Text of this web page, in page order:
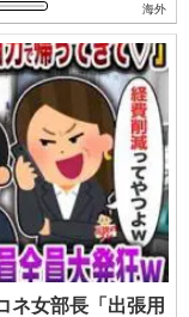
海外
ネ女部長「出張用